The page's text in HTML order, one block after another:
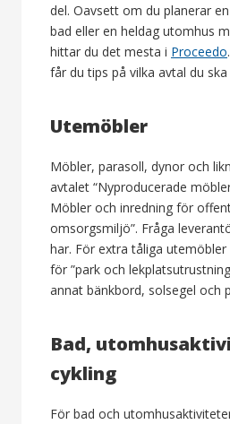
del. Oavsett om du planerar
bad eller en heldag utomhus
hittar du det mesta i Proceedo
får du tips på vilka avtal du
Utemöbler
Möbler, parasoll, dynor och
avtalet “Nyproducerade
Möbler och inredning för
omsorgsmiljö”. Fråga
har. För extra tåliga
för ”park och
annat bänkbord, solsegel och
Bad,
cykling
För bad och